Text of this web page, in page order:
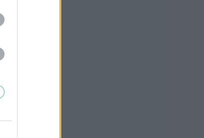
Greendex Szemle